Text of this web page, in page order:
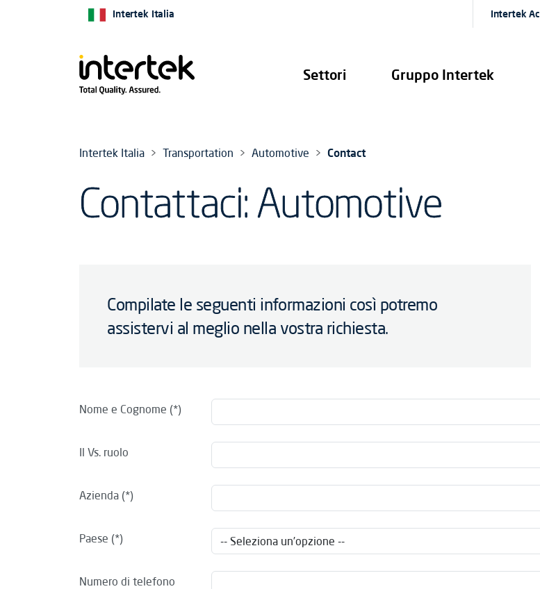
Settori Gruppo Intertek
Intertek Italia Intertek
Intertek Italia Transportation Automotive Contact
Contattaci: Automotive
Compilate le seguenti informazioni così potremo
assistervi al meglio nella vostra richiesta.
Nome e Cognome
Il Vs. ruolo
Azienda
Paese
Numero di telefono